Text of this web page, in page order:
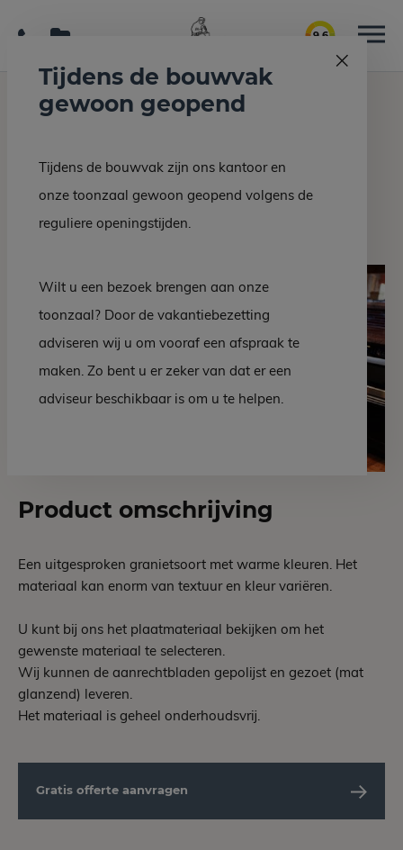
9.6
Home Interieur/bouw Multi colour red graniet
Multi colour red graniet
Product omschrijving
Een uitgesproken granietsoort met warme kleuren. Het
materiaal kan enorm van textuur en kleur variëren.
U kunt bij ons het plaatmateriaal bekijken om het
gewenste materiaal te selecteren.
Wij kunnen de aanrechtbladen gepolijst en gezoet (mat
glanzend) leveren.
Het materiaal is geheel onderhoudsvrij.
Gratis offerte aanvragen
Tijdens de bouwvak
gewoon geopend
Tijdens de bouwvak zijn ons kantoor en
onze toonzaal gewoon geopend volgens de
reguliere openingstijden.
Wilt u een bezoek brengen aan onze
toonzaal? Door de vakantiebezetting
adviseren wij u om vooraf een afspraak te
maken. Zo bent u er zeker van dat er een
adviseur beschikbaar is om u te helpen.